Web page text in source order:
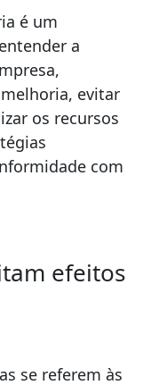
é um
a
evitar
os recursos
com
efeitos
se referem às